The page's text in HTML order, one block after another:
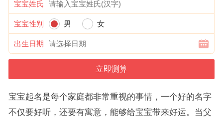
宝宝姓氏
宝宝性别 男 女
出生日期
宝宝起名是每个家庭都非常重视的事情，一个好的名字
不仅要好听，还要有寓意，能够给宝宝带来好运。当父